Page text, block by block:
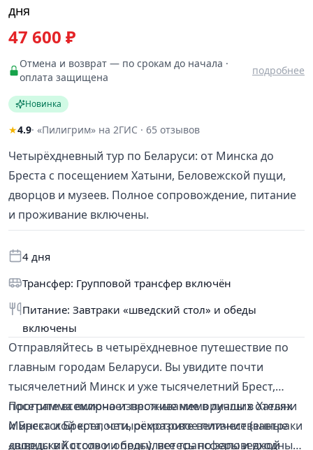
дня
47 600 ₽
Отмена и возврат — по срокам до начала ·
оплата защищена
подробнее
Новинка
★4.9· «Пилигрим» на 2ГИС · 65 отзывов
Четырёхдневный тур по Беларуси: от Минска до
Бреста с посещением Хатыни, Беловежской пущи,
дворцов и музеев. Полное сопровождение, питание
и проживание включены.
4 дня
Трансфер: Групповой трансфер включён
Питание: Завтраки «шведский стол» и обеды
включены
Отправляйтесь в четырёхдневное путешествие по
главным городам Беларуси. Вы увидите почти
тысячелетний Минск и уже тысячелетний Брест,
посетите всемирно известные мемориалы в Хатыни
и Брестской крепости, осмотрите величественные
дворцы в Коссово и прогуляетесь по заповедной
Программа включает проживание в лучших отелях
Минска и Бреста, четырёхразовое питание (завтраки
«шведский стол» и обеды), все трансферы и входные